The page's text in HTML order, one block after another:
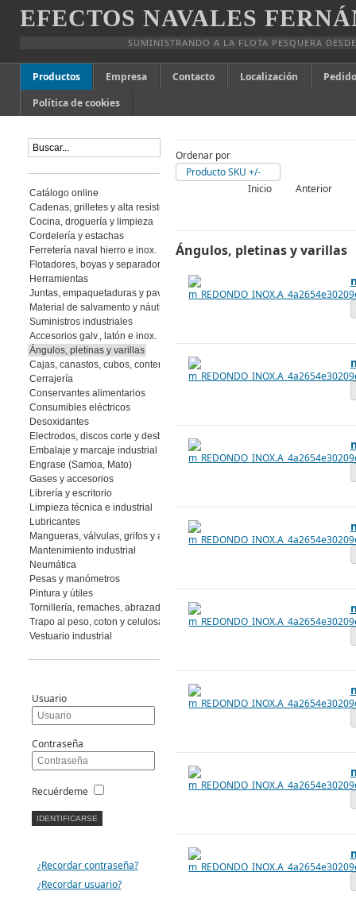
EFECTOS NAVALES
SUMINISTRANDO A LA FLOTA PESQUERA
Productos Empresa Contacto Localización
Política de cookies
Ordenar por
Producto SKU +/-
Inicio
Anterior
Ángulos, pletinas y varillas
Catálogo online
Cadenas, grilletes y alta resistencia
Cocina, droguería y limpieza
Cordelería y estachas
Ferretería naval hierro e inox.
Flotadores, boyas y separadores
Herramientas
Juntas, empaquetaduras y pavimento
Material de salvamento y náutica
Suministros industriales
Accesorios galv., latón e inox.
Ángulos, pletinas y varillas
Cajas, canastos, cubos, contenedores
Cerrajería
Conservantes alimentarios
Consumibles eléctricos
Desoxidantes
Electrodos, discos corte y desbaste, muelas y piedras, abrasivos flexibles
Embalaje y marcaje industrial
Engrase (Samoa, Mato)
Gases y accesorios
Librería y escritorio
Limpieza técnica e industrial
Lubricantes
Mangueras, válvulas, grifos y accesorios
Mantenimiento industrial
Neumática
Pesas y manómetros
Pintura y útiles
Tornillería, remaches, abrazaderas
Trapo al peso, coton y celulosa
Vestuario industrial
Usuario
Contraseña
Recuérdeme
¿Recordar contraseña?
¿Recordar usuario?